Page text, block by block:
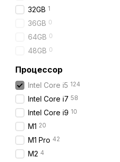
32GB 1
36GB 0
64GB 0
48GB 0
Процессор
Intel Core i5 124
Intel Core i7 58
Intel Core i9 10
M1 20
M1 Pro 42
M2 4